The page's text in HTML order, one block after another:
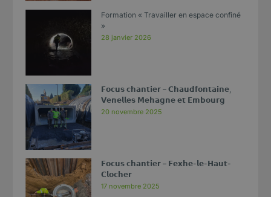
Formation « Travailler en espace confiné
»
28 janvier 2026
𝗙𝗼𝗰𝘂𝘀 𝗰𝗵𝗮𝗻𝘁𝗶𝗲𝗿 – 𝗖𝗵𝗮𝘂𝗱𝗳𝗼𝗻𝘁𝗮𝗶𝗻𝗲,
𝗩𝗲𝗻𝗲𝗹𝗹𝗲𝘀 𝗠𝗲𝗵𝗮𝗴𝗻𝗲 𝗲𝘁 𝗘𝗺𝗯𝗼𝘂𝗿𝗴
20 novembre 2025
𝗙𝗼𝗰𝘂𝘀 𝗰𝗵𝗮𝗻𝘁𝗶𝗲𝗿 – 𝗙𝗲𝘅𝗵𝗲-𝗹𝗲-𝗛𝗮𝘂𝘁-
𝗖𝗹𝗼𝗰𝗵𝗲𝗿
17 novembre 2025